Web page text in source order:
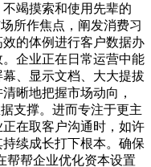
竭摸索和使用先辈的
所作焦点，阐发消费习
的体例进行客户数据办
企业正在日常运营中能
、显示文档、大大提拔
晰地把握市场动向，
支撑。进而专注于更主
在取客户沟通时，如许
续成长打下根本。确保
帮帮企业优化资本设置